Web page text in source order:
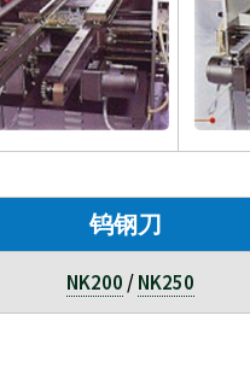
钨钢刀
NK200 /NK250